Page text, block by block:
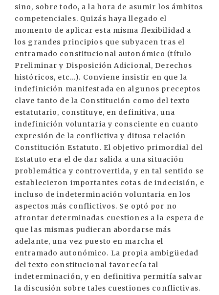
sino, sobre todo, a la hora de asumir los ámbitos
competenciales. Quizás haya llegado el
momento de aplicar esta misma flexibilidad a
los grandes principios que subyacen tras el
entramado constitucional autonómico (título
Preliminar y Disposición Adicional, Derechos
históricos, etc...). Conviene insistir en que la
indefinición manifestada en algunos preceptos
clave tanto de la Constitución como del texto
estatutario, constituye, en definitiva, una
indefinición voluntaria y consciente en cuanto
expresión de la conflictiva y difusa relación
Constitución Estatuto. El objetivo primordial del
Estatuto era el de dar salida a una situación
problemática y controvertida, y en tal sentido se
establecieron importantes cotas de indecisión, e
incluso de indeterminación voluntaria en los
aspectos más conflictivos. Se optó por no
afrontar determinadas cuestiones a la espera de
que las mismas pudieran abordarse más
adelante, una vez puesto en marcha el
entramado autonómico. La propia ambigüedad
del texto constitucional favorecía tal
indeterminación, y en definitiva permitía salvar
la discusión sobre tales cuestiones conflictivas.